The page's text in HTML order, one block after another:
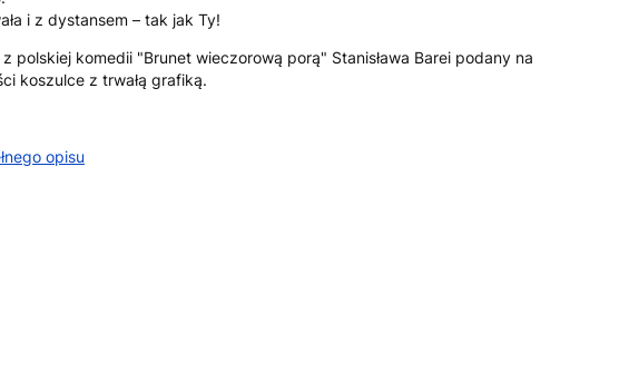
i z dystansem – tak jak Ty!
polskiej komedii "Brunet wieczorową porą" Stanisława Barei podany na
koszulce z trwałą grafiką.
opisu